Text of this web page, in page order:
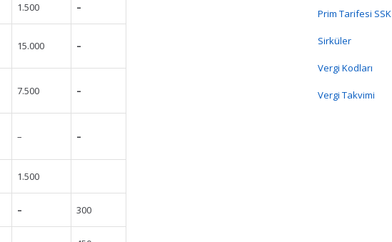
1.500 –
15.000 –
7.500 –
– –
1.500
– 300
Prim Tarifesi SSK
Sirküler
Vergi Kodları
Vergi Takvimi